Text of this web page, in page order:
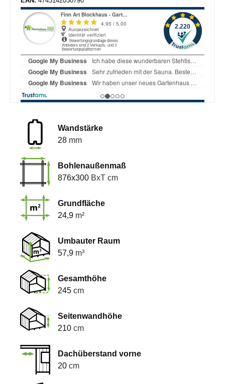
Wandstärke
28 mm
Bohlenaußenmaß
876x300 BxT cm
Grundfläche
24,9 m²
Umbauter Raum
57,9 m³
Gesamthöhe
245 cm
Seitenwandhöhe
210 cm
Dachüberstand vorne
20 cm